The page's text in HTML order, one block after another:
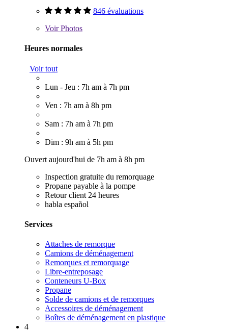
846 évaluations
VoirPhotos
Heures normales
Voir tout
Lun - Jeu : 7h am à 7h pm
Ven : 7h am à 8h pm
Sam : 7h am à 7h pm
Dim : 9h am à 5h pm
Ouvert aujourd'hui de 7h am à 8h pm
Inspection gratuite du remorquage
Propane payable à la pompe
Retour client 24 heures
habla español
Services
Attaches de remorque
Camions de déménagement
Remorques et remorquage
Libre-entreposage
Conteneurs U-Box
Propane
Solde de camions et de remorques
Accessoires de déménagement
Boîtes de déménagement en plastique
4